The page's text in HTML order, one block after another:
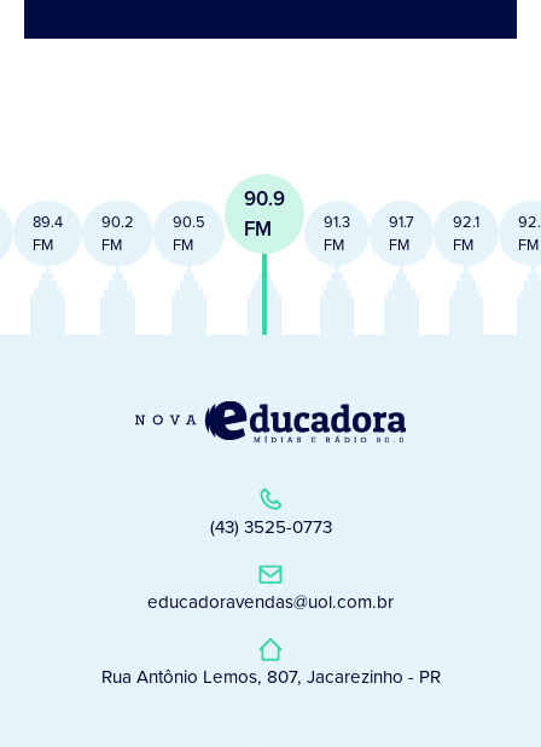
89.4
FM
90.2
FM
90.5
FM
90.9
FM
91.3
FM
91.7
FM
92.1
FM
FM
(43) 3525-0773
educadoravendas@uol.com.br
Rua Antônio Lemos, 807, Jacarezinho - PR